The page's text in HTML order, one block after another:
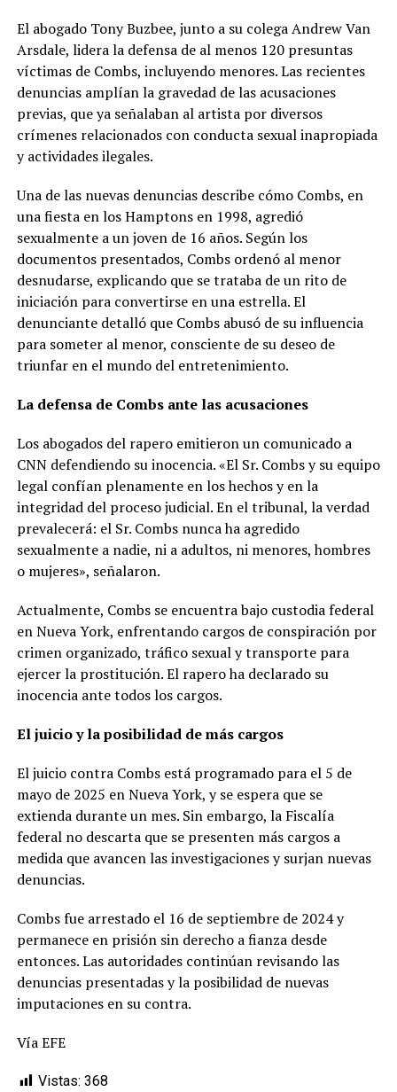
El abogado Tony Buzbee, junto a su colega Andrew Van
Arsdale, lidera la defensa de al menos 120 presuntas
víctimas de Combs, incluyendo menores. Las recientes
denuncias amplían la gravedad de las acusaciones
previas, que ya señalaban al artista por diversos
crímenes relacionados con conducta sexual inapropiada
y actividades ilegales.
Una de las nuevas denuncias describe cómo Combs, en
una fiesta en los Hamptons en 1998, agredió
sexualmente a un joven de 16 años. Según los
documentos presentados, Combs ordenó al menor
desnudarse, explicando que se trataba de un rito de
iniciación para convertirse en una estrella. El
denunciante detalló que Combs abusó de su influencia
para someter al menor, consciente de su deseo de
triunfar en el mundo del entretenimiento.
La defensa de Combs ante las acusaciones
Los abogados del rapero emitieron un comunicado a
CNN defendiendo su inocencia. «El Sr. Combs y su equipo
legal confían plenamente en los hechos y en la
integridad del proceso judicial. En el tribunal, la verdad
prevalecerá: el Sr. Combs nunca ha agredido
sexualmente a nadie, ni a adultos, ni menores, hombres
o mujeres», señalaron.
Actualmente, Combs se encuentra bajo custodia federal
en Nueva York, enfrentando cargos de conspiración por
crimen organizado, tráfico sexual y transporte para
ejercer la prostitución. El rapero ha declarado su
inocencia ante todos los cargos.
El juicio y la posibilidad de más cargos
El juicio contra Combs está programado para el 5 de
mayo de 2025 en Nueva York, y se espera que se
extienda durante un mes. Sin embargo, la Fiscalía
federal no descarta que se presenten más cargos a
medida que avancen las investigaciones y surjan nuevas
denuncias.
Combs fue arrestado el 16 de septiembre de 2024 y
permanece en prisión sin derecho a fianza desde
entonces. Las autoridades continúan revisando las
denuncias presentadas y la posibilidad de nuevas
imputaciones en su contra.
Vía EFE
Vistas: 368